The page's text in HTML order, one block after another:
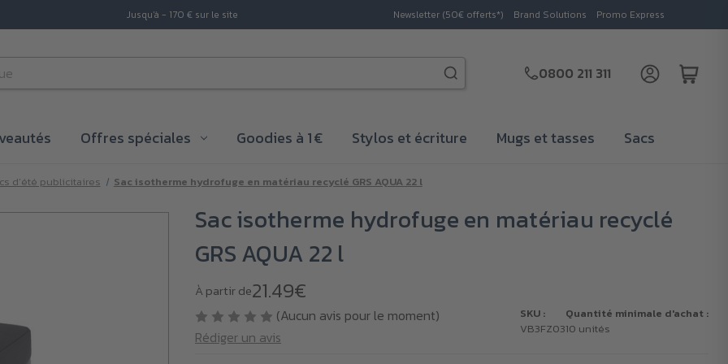
Jusqu'à - 170 € sur le site Newsletter (50€ offerts*) Brand Solutions Promo Express
0800 211 311
Offres spéciales Goodies à 1 € Stylos et écriture Mugs et tasses Sacs
d’été publicitaires Sac isotherme hydrofuge en matériau recyclé GRS AQUA 22 l
Sac isotherme hydrofuge en matériau recyclé
GRS AQUA 22 l
À partir de21.49€
(Aucun avis pour le moment)
Rédiger un avis
SKU :
VB3FZ03
Quantité minimale d'achat :
10 unités